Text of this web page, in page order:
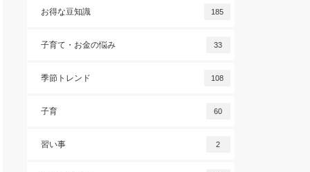
お得な豆知識 185
子育て・お金の悩み 33
季節トレンド 108
子育 60
習い事 2